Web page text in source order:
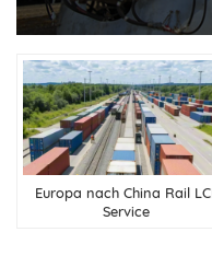
Europa nach China Rail
Service